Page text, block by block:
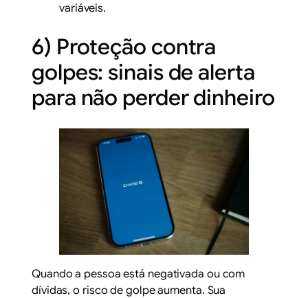
variáveis.
6) Proteção contra
golpes: sinais de alerta
para não perder dinheiro
Quando a pessoa está negativada ou com
dívidas, o risco de golpe aumenta. Sua